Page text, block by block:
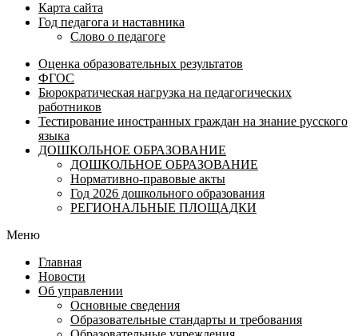
Карта сайта
Год педагога и наставника
Слово о педагоге
Оценка образовательных результатов
ФГОС
Бюрократическая нагрузка на педагогических
работников
Тестирование иностранных граждан на знание русского
языка
ДОШКОЛЬНОЕ ОБРАЗОВАНИЕ
ДОШКОЛЬНОЕ ОБРАЗОВАНИЕ
Нормативно-правовые акты
Год 2026 дошкольного образования
РЕГИОНАЛЬНЫЕ ПЛОЩАДКИ
Меню
Главная
Новости
Об управлении
Основные сведения
Образовательные стандарты и требования